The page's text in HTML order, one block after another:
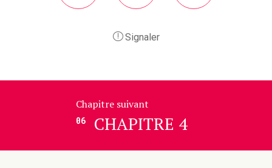
Signaler
Chapitre suivant
06 CHAPITRE 4